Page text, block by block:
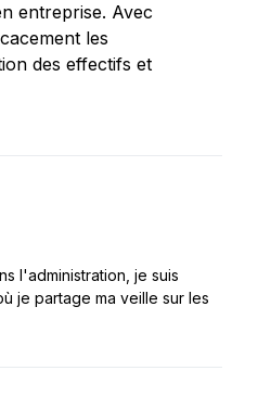
entreprise. Avec
les
des effectifs et
l'administration, je suis
je partage ma veille sur les